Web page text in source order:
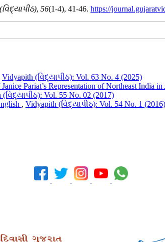
, 56(1-4), 41-46. https://
Vidyapith (વિદ્યાપીઠ): Vol. 63 No. 4 (2025)
Pariat’s Representation of Northeast India
(વિદ્યાપીઠ): Vol. 55 No. 02 (2017)
, Vidyapith (વિદ્યાપીઠ): Vol. 54 No. 1 (2016)